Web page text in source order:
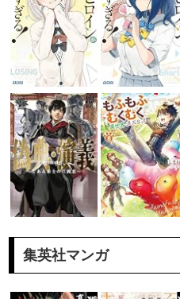
集英社マンガ